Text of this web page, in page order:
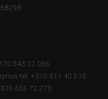
343 22 066
tel. +370 611 40 515
655 72 273